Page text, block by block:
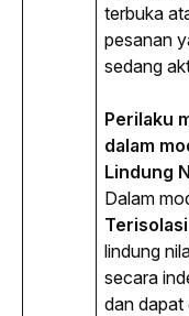
terbuka
pesanan
sedang
Perilaku
dalam
Lindung
Dalam
Terisolasi
lindung
secara
dan dapat